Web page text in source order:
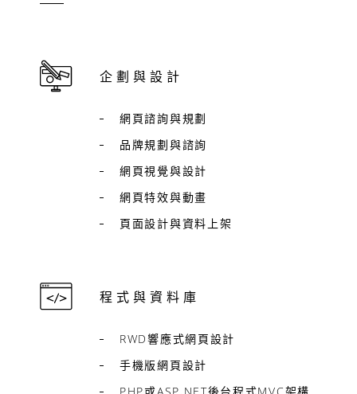
企劃與設計
網頁諮詢與規劃
品牌規劃與諮詢
網頁視覺與設計
網頁特效與動畫
頁面設計與資料上架
程式與資料庫
RWD響應式網頁設計
手機版網頁設計